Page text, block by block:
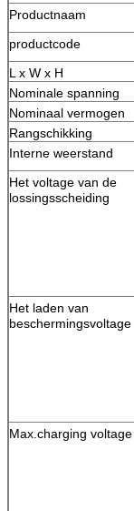
Productnaam
productcode
L x W x H
Nominale spanning
Nominaal vermogen
Rangschikking
Interne weerstand
Het voltage van de
lossingsscheiding
Het laden van
beschermingsvoltage
Max.charging voltage